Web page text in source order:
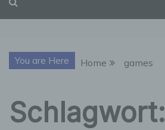
You are Here Home games
Schlagwort: